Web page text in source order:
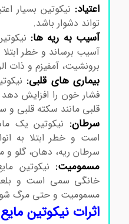
اعتیاد:نیکوتین بسیار
تواند دشوار باشد.
آسیب به ریه ها:نیکوتین
آسیب برساند و خطر ابتلا
برونشیت، آمفیزم و ذات
بیماری های قلبی:
فشار خون را افزایش دهد و
قلبی مانند سکته قلبی و
سرطان:نیکوتین یک ماده
است و خطر ابتلا به
سرطان ریه، دهان، گلو و
مسمومیت:نیکوتین مایع
خانگی سمی است و
مسمومیت و حتی مرگ شود.
اثرات نیکوتین مایع